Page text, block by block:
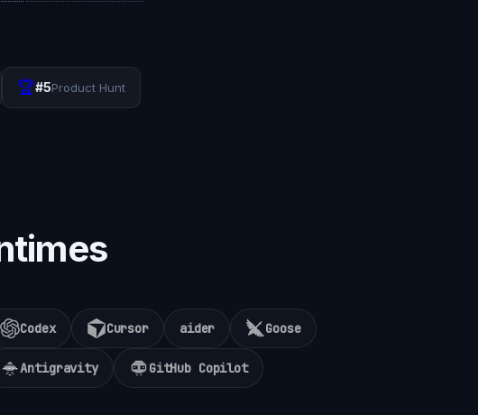
🏆#5Product Hunt
Codex Cursor aider Goose
Antigravity GitHub Copilot